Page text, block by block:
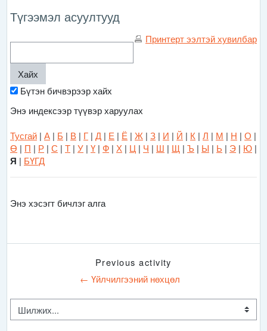
Түгээмэл асуултууд
Принтерт ээлтэй хувилбар
Бүтэн бичвэрээр хайх
Энэ индексээр түүвэр харуулах
Тусгай | А | Б | В | Г | Д | Е | Ё | Ж | З | И | Й | К | Л | М | Н | О |
Ө | П | Р | С | Т | У | Ү | Ф | Х | Ц | Ч | Ш | Щ | Ъ | Ы | Ь | Э | Ю |
Я | БҮГД
Энэ хэсэгт бичлэг алга
Previous activity
← Үйлчилгээний нөхцөл
Шилжих...